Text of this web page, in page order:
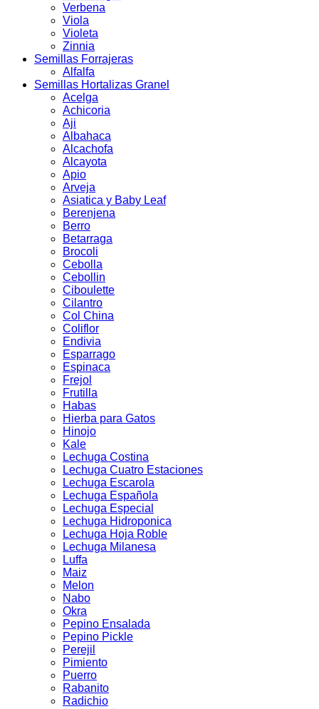
Verbena
Viola
Violeta
Zinnia
Semillas Forrajeras
Alfalfa
Semillas Hortalizas Granel
Acelga
Achicoria
Aji
Albahaca
Alcachofa
Alcayota
Apio
Arveja
Asiatica y Baby Leaf
Berenjena
Berro
Betarraga
Brocoli
Cebolla
Cebollin
Ciboulette
Cilantro
Col China
Coliflor
Endivia
Esparrago
Espinaca
Frejol
Frutilla
Habas
Hierba para Gatos
Hinojo
Kale
Lechuga Costina
Lechuga Cuatro Estaciones
Lechuga Escarola
Lechuga Española
Lechuga Especial
Lechuga Hidroponica
Lechuga Hoja Roble
Lechuga Milanesa
Luffa
Maiz
Melon
Nabo
Okra
Pepino Ensalada
Pepino Pickle
Perejil
Pimiento
Puerro
Rabanito
Radichio